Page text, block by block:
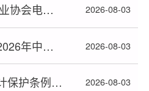
2026年中国电力建设企业协会电力建设科研项目立项名单公布 2026-08-03
中华全国工商业联合会2026年中华技能大奖和全国技术能手推荐人选名单公布 2026-08-03
新版《集成电路布图设计保护条例》2026年10月15日起施行 2026-08-03